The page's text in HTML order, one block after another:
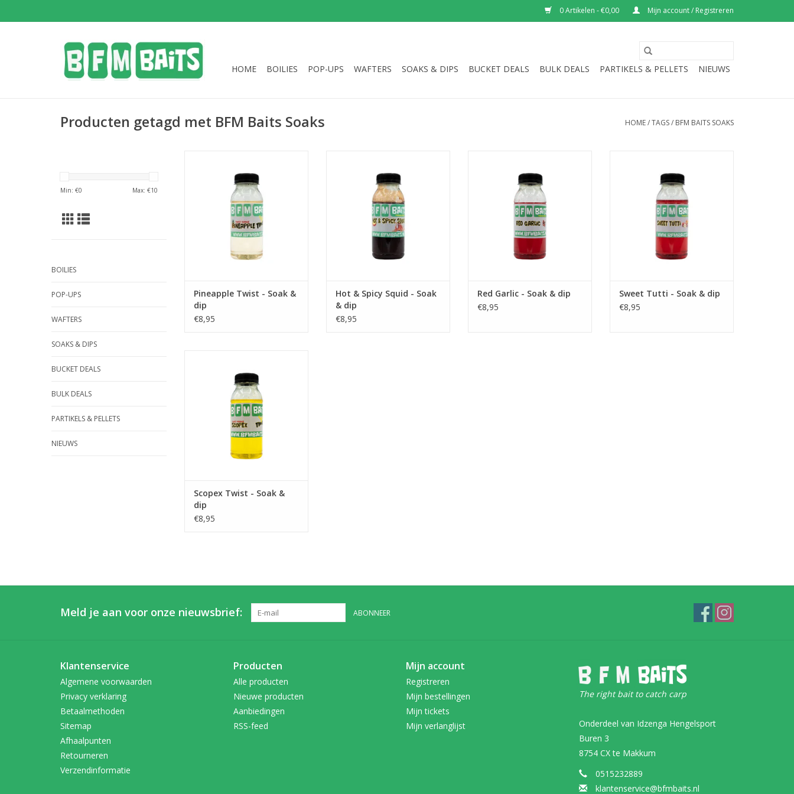
0 Artikelen - €0,00 Mijn account / Registreren
HOME BOILIES POP-UPS WAFTERS SOAKS & DIPS BUCKET DEALS BULK DEALS PARTIKELS & PELLETS NIEUWS
Producten getagd met BFM Baits Soaks HOME/TAGS/ BFM BAITS SOAKS
Min: €0 Max: €10
BOILIES
POP-UPS
WAFTERS
SOAKS & DIPS
BUCKET DEALS
BULK DEALS
PARTIKELS & PELLETS
NIEUWS
inhoud 200ml.
TOEVOEGEN AAN WINKELWAGEN
Pineapple Twist - Soak &
dip
€8,95
attractie onder water.
TOEVOEGEN AAN WINKELWAGEN
Hot & Spicy Squid - Soak
& dip
€8,95
knoflook extract verwerkt in deze
dip een echte stinker.
TOEVOEGEN AAN WINKELWAGEN
Red Garlic - Soak & dip
€8,95
haak aas extra attractie mee te
geven.
TOEVOEGEN AAN WINKELWAGEN
Sweet Tutti - Soak & dip
€8,95
ook een beetje boterzuur
verwerkt.
TOEVOEGEN AAN WINKELWAGEN
Scopex Twist - Soak &
dip
€8,95
Meld je aan voor onze nieuwsbrief: ABONNEER
Klantenservice
Algemene voorwaarden
Privacy verklaring
Betaalmethoden
Sitemap
Afhaalpunten
Retourneren
Verzendinformatie
Producten
Alle producten
Nieuwe producten
Aanbiedingen
RSS-feed
Mijn account
Registreren
Mijn bestellingen
Mijn tickets
Mijn verlanglijst
The right bait to catch carp
Onderdeel van Idzenga Hengelsport
Buren 3
8754 CX te Makkum
0515232889
klantenservice@bfmbaits.nl